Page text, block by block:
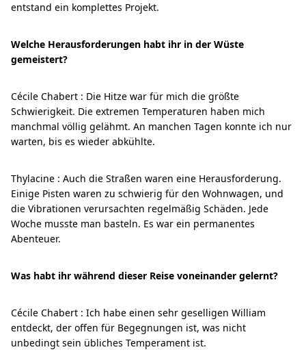
entstand ein komplettes Projekt.
Welche Herausforderungen habt ihr in der Wüste
gemeistert?
Cécile Chabert : Die Hitze war für mich die größte
Schwierigkeit. Die extremen Temperaturen haben mich
manchmal völlig gelähmt. An manchen Tagen konnte ich nur
warten, bis es wieder abkühlte.
Thylacine : Auch die Straßen waren eine Herausforderung.
Einige Pisten waren zu schwierig für den Wohnwagen, und
die Vibrationen verursachten regelmäßig Schäden. Jede
Woche musste man basteln. Es war ein permanentes
Abenteuer.
Was habt ihr während dieser Reise voneinander gelernt?
Cécile Chabert : Ich habe einen sehr geselligen William
entdeckt, der offen für Begegnungen ist, was nicht
unbedingt sein übliches Temperament ist.